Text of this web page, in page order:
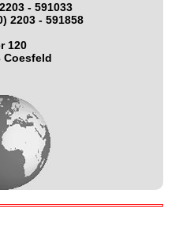
- 591033
2203 - 591858
120
Coesfeld